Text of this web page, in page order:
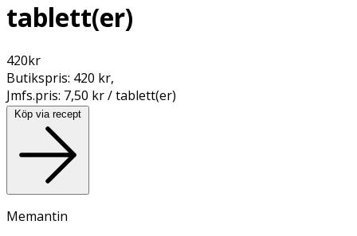
tablett(er)
420kr
Butikspris: 420 kr,
Jmfs.pris: 7,50 kr / tablett(er)
Köp via recept
Memantin